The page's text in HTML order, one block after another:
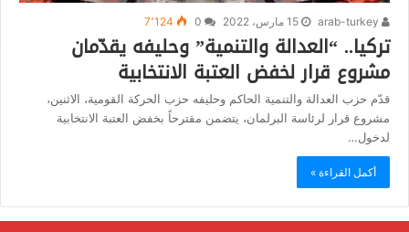
15 مارس، 2022 7٬124
تركيا.. “العدالة والتنمية” وحليفه يقدّمان
مشروع قرار لخفض العتبة الانتخابية
قدّم حزب العدالة والتنمية الحاكم وحليفه حزب الحركة القومية، الاثنين،
مشروع قرار لرئاسة البرلمان، يتضمن مقترحاً بخفض العتبة الانتخابية
لدخول…
أكمل القراءة »